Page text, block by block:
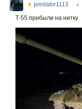
★ predator1113 ○
Т-55 прибыли на нитку